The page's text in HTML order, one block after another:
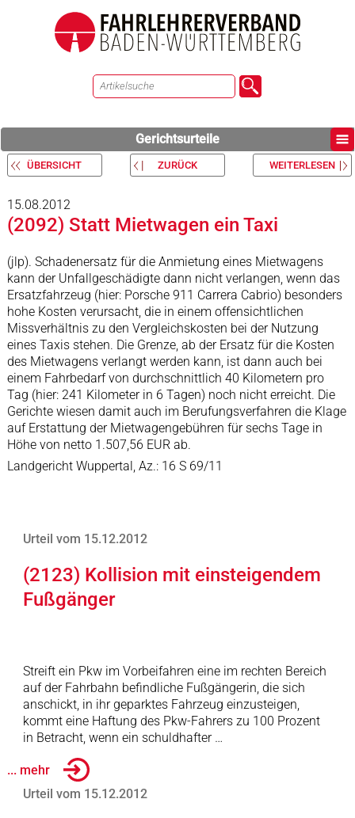
Gerichtsurteile
ÜBERSICHT ZURÜCK WEITERLESEN
15.08.2012
(2092) Statt Mietwagen ein Taxi
(jlp). Schadenersatz für die Anmietung eines Mietwagens
kann der Unfallgeschädigte dann nicht verlangen, wenn das
Ersatzfahrzeug (hier: Porsche 911 Carrera Cabrio) besonders
hohe Kosten verursacht, die in einem offensichtlichen
Missverhältnis zu den Vergleichskosten bei der Nutzung
eines Taxis stehen. Die Grenze, ab der Ersatz für die Kosten
des Mietwagens verlangt werden kann, ist dann auch bei
einem Fahrbedarf von durchschnittlich 40 Kilometern pro
Tag (hier: 241 Kilometer in 6 Tagen) noch nicht erreicht. Die
Gerichte wiesen damit auch im Berufungsverfahren die Klage
auf Erstattung der Mietwagengebühren für sechs Tage in
Höhe von netto 1.507,56 EUR ab.
Landgericht Wuppertal, Az.: 16 S 69/11
Urteil vom 15.12.2012
(2123) Kollision mit einsteigendem
Fußgänger
Streift ein Pkw im Vorbeifahren eine im rechten Bereich
auf der Fahrbahn befindliche Fußgängerin, die sich
anschickt, in ihr geparktes Fahrzeug einzusteigen,
kommt eine Haftung des Pkw-Fahrers zu 100 Prozent
in Betracht, wenn ein schuldhafter …
... mehr
Urteil vom 15.12.2012